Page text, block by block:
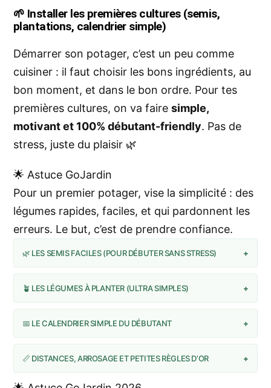
🌱 Installer les premières cultures (semis,
plantations, calendrier simple)
Démarrer son potager, c’est un peu comme
cuisiner : il faut choisir les bons ingrédients, au
bon moment, et dans le bon ordre. Pour tes
premières cultures, on va faire simple,
motivant et 100% débutant-friendly. Pas de
stress, juste du plaisir 🌿
🌟 Astuce GoJardin
Pour un premier potager, vise la simplicité : des
légumes rapides, faciles, et qui pardonnent les
erreurs. Le but, c’est de prendre confiance.
🌿 LES SEMIS FACILES (POUR DÉBUTER SANS STRESS) +
🪴 LES LÉGUMES À PLANTER (ULTRA SIMPLES) +
📅 LE CALENDRIER SIMPLE DU DÉBUTANT +
📏 DISTANCES, ARROSAGE ET PETITES RÈGLES D’OR +